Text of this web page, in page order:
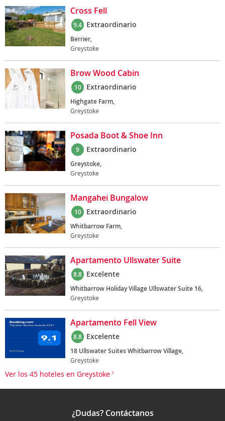
Cross Fell
9.4 Extraordinario
Berrier,
Greystoke
Brow Wood Cabin
10 Extraordinario
Highgate Farm,
Greystoke
Posada Boot & Shoe Inn
9 Extraordinario
Greystoke,
Greystoke
Mangahei Bungalow
10 Extraordinario
Whitbarrow Farm,
Greystoke
Apartamento Ullswater Suite
8.8 Excelente
Whitbarrow Holiday Village Ullswater Suite 16,
Greystoke
Apartamento Fell View
8.8 Excelente
18 Ullswater Suites Whitbarrow Village,
Greystoke
Ver los 45 hoteles en Greystoke
¿Dudas? Contáctanos